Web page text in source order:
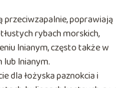
przeciwzapalnie, poprawiają
rybach morskich,
lnianym, często także w
lub lnianym.
dla łożyska paznokcia i